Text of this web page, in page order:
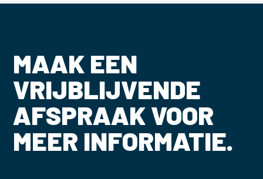
MAAK EEN
VRIJBLIJVENDE
AFSPRAAK VOOR
MEER INFORMATIE.